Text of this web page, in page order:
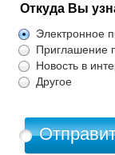
Откуда Вы
Электронное
Приглашение
Новость в
Другое